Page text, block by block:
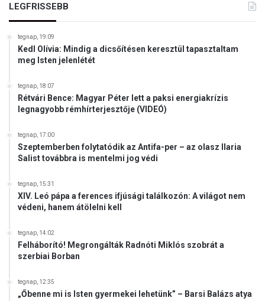
LEGFRISSEBB
tegnap, 19:09
Kedl Olívia: Mindig a dicsőítésen keresztül tapasztaltam
meg Isten jelenlétét
tegnap, 18:07
Rétvári Bence: Magyar Péter lett a paksi energiakrízis
legnagyobb rémhírterjesztője (VIDEÓ)
tegnap, 17:00
Szeptemberben folytatódik az Antifa-per – az olasz Ilaria
Salist továbbra is mentelmi jog védi
tegnap, 15:31
XIV. Leó pápa a ferences ifjúsági találkozón: A világot nem
védeni, hanem átölelni kell
tegnap, 14:02
Felháborító! Megrongálták Radnóti Miklós szobrát a
szerbiai Borban
tegnap, 12:35
„Őbenne mi is Isten gyermekei lehetünk” – Barsi Balázs atya